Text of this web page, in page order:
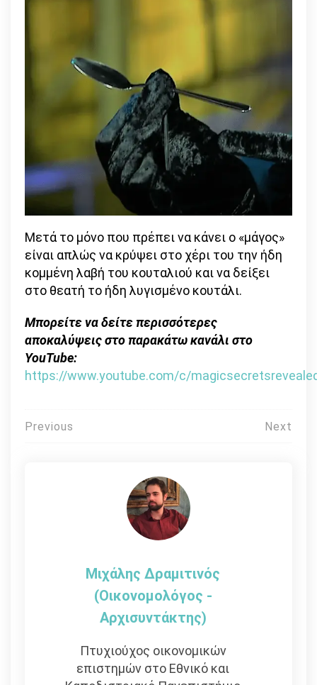
Μετά το μόνο που πρέπει να κάνει ο «μάγος»
είναι απλώς να κρύψει στο χέρι του την ήδη
κομμένη λαβή του κουταλιού και να δείξει
στο θεατή το ήδη λυγισμένο κουτάλι.
Μπορείτε να δείτε περισσότερες
αποκαλύψεις στο παρακάτω κανάλι στο
YouTube:
https://www.youtube.com/c/
Πλοήγηση
Previous Next
Μιχάλης Δραμιτινός
(Οικονομολόγος -
Αρχισυντάκτης)
Πτυχιούχος οικονομικών
επιστημών στο Εθνικό και